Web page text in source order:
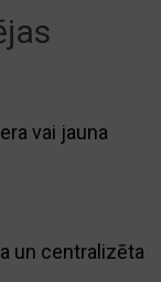
vai jauna
un centralizēta